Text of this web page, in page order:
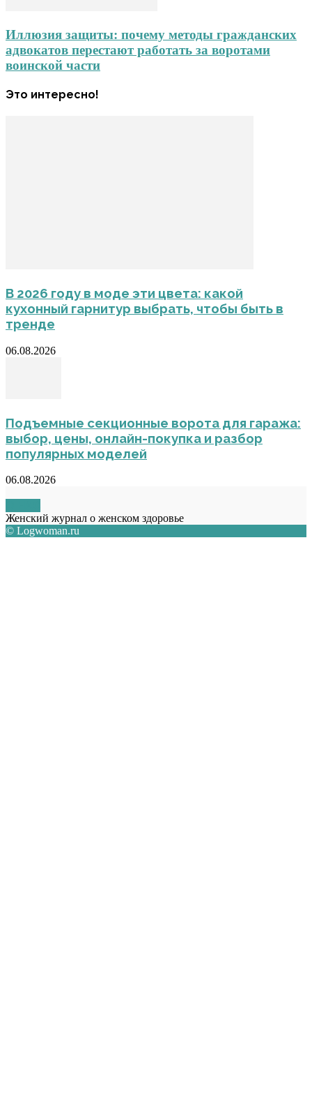
Иллюзия защиты: почему методы гражданских
адвокатов перестают работать за воротами
воинской части
Это интересно!
В 2026 году в моде эти цвета: какой
кухонный гарнитур выбрать, чтобы быть в
тренде
06.08.2026
Подъемные секционные ворота для гаража:
выбор, цены, онлайн-покупка и разбор
популярных моделей
06.08.2026
Женский журнал о женском здоровье
© Logwoman.ru